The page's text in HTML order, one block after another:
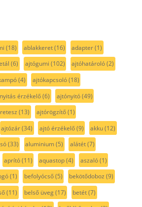
(18) ablakkeret(16) adapter(1)
(6) ajtógumi (102) ajtóhatároló(2)
(4) ajtókapcsoló(18)
érzékelő(6) ajtónyitó(49)
(13) ajtórögzítő(1)
ajtózár(34) ajtó érzékelő(9) akku(12)
(33) aluminium(5) alátét(7)
aprító(11) aquastop(4) aszaló(1)
(1) befolyócső(5) bekötődoboz (9)
(11) belső üveg(17) betét(7)